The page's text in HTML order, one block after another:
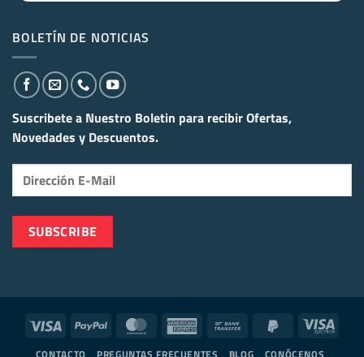
BOLETÍN DE NOTICIAS
Suscribete a Nuestro Boletin para recibirOfertas,
Novedades y Descuentos.
Visa PayPal MasterCard American
PayPal
Visa
CONTACTO PREGUNTAS FRECUENTES BLOG CONÓCENOS